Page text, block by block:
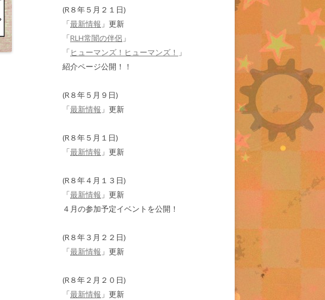
(R８年５月２１日)
「最新情報 」更新
「RLH常闇の伴侶 」
「ヒューマンズ！ヒューマンズ！ 」
紹介ページ公開！！
(R８年５月９日)
「最新情報 」更新
(R８年５月１日)
「最新情報 」更新
(R８年４月１３日)
「最新情報 」更新
４月の参加予定イベントを公開！
(R８年３月２２日)
「最新情報 」更新
(R８年２月２０日)
「最新情報 」更新